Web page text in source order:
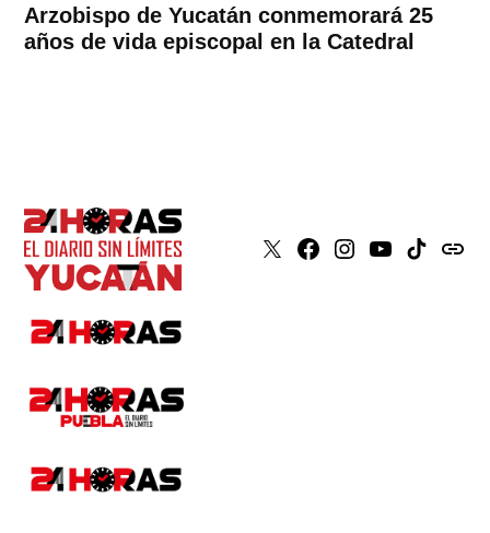
Arzobispo de Yucatán conmemorará 25
años de vida episcopal en la Catedral
X Faceboook
Instagram
YoutubeTiktokissuu